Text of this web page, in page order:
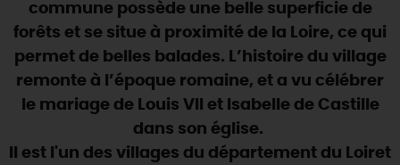
Programme des animations "Loiret au fil de l'eau"
2026
Où sortir ?
AUJOURD'HUI
commune possède une belle superficie de
forêts et se situe à proximité de la Loire, ce qui
permet de belles balades. L’histoire du village
remonte à l’époque romaine, et a vu célébrer
le mariage de Louis VII et Isabelle de Castille
dans son église.
Il est l'un des villages du département du Loiret